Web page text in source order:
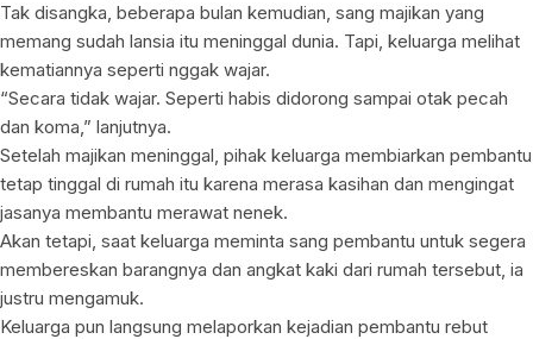
Tak disangka, beberapa bulan kemudian, sang majikan yang
memang sudah lansia itu meninggal dunia. Tapi, keluarga melihat
kematiannya seperti nggak wajar.
“Secara tidak wajar. Seperti habis didorong sampai otak pecah
dan koma,” lanjutnya.
Setelah majikan meninggal, pihak keluarga membiarkan pembantu
tetap tinggal di rumah itu karena merasa kasihan dan mengingat
jasanya membantu merawat nenek.
Akan tetapi, saat keluarga meminta sang pembantu untuk segera
membereskan barangnya dan angkat kaki dari rumah tersebut, ia
justru mengamuk.
Keluarga pun langsung melaporkan kejadian pembantu rebut